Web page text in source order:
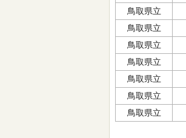
鳥取県立
鳥取県立
鳥取県立
鳥取県立
鳥取県立
鳥取県立
鳥取県立